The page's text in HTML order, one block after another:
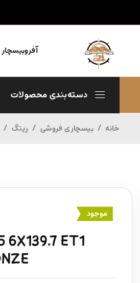
آفروبیسچار
دسته‌بندی محصولات
خانه / بیسچاری فروشی / رینگ /
موجود
6X139.7 ET1